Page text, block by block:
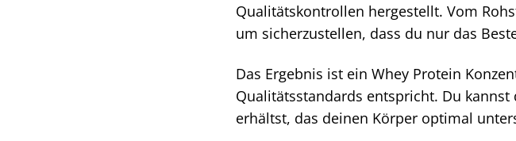
Qualitätskontrollen hergestellt. Vom
um sicherzustellen, dass du nur das
Das Ergebnis ist ein Whey Protein
Qualitätsstandards entspricht. Du
erhältst, das deinen Körper optimal